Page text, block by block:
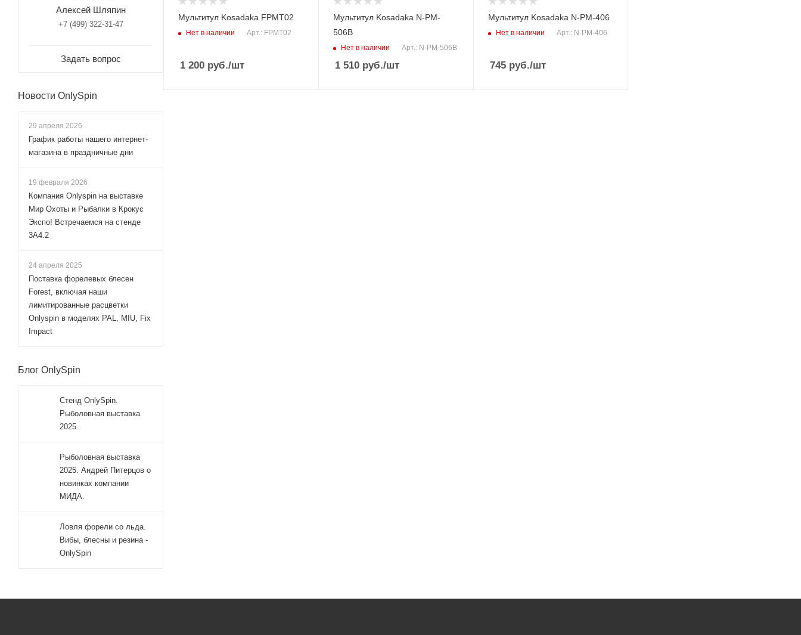
Мультитул Kosadaka FPMT02
Нет в наличии Арт.: FPMT02
1 200 руб./шт
Мультитул Kosadaka N-PM-
506B
Нет в наличии Арт.: N-PM-506B
1 510руб./шт
Мультитул Kosadaka N-PM-406
Нет в наличии Арт.: N-PM-406
745руб./шт
Алексей Шляпин
+7 (499) 322-31-47
Задать вопрос
Новости OnlySpin
29 апреля 2026
График работы нашего интернет-
магазина в праздничные дни
19 февраля 2026
Компания Onlyspin на выставке
Мир Охоты и Рыбалки в Крокус
Экспо! Встречаемся на стенде
3А4.2
24 апреля 2025
Поставка форелевых блесен
Forest, включая наши
лимитированные расцветки
Onlyspin в моделях PAL, MIU, Fix
Impact
Блог OnlySpin
Стенд OnlySpin.
Рыболовная выставка
2025.
Рыболовная выставка
2025. Андрей Питерцов о
новинках компании
МИДА.
Ловля форели со льда.
Вибы, блесны и резина -
OnlySpin